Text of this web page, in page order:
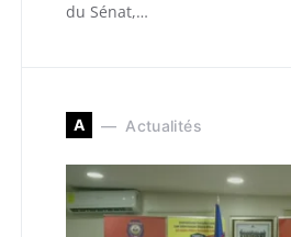
du Sénat,…
A Actualités